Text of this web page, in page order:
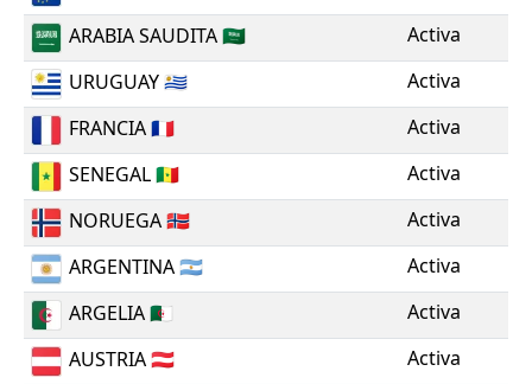
ARABIA SAUDITA🇸🇦
Activa
URUGUAY🇺🇾
Activa
FRANCIA🇫🇷
Activa
SENEGAL🇸🇳
Activa
NORUEGA🇳🇴
Activa
ARGENTINA🇦🇷
Activa
ARGELIA🇩🇿
Activa
AUSTRIA🇦🇹
Activa